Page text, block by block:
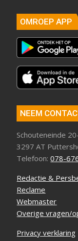
OMROEP APP
NEEM
Schouteneinde
3297 AT
Telefoon:078-
Redactie &
Reclame
Webmaster
Overige vragen/
Privacy verklaring